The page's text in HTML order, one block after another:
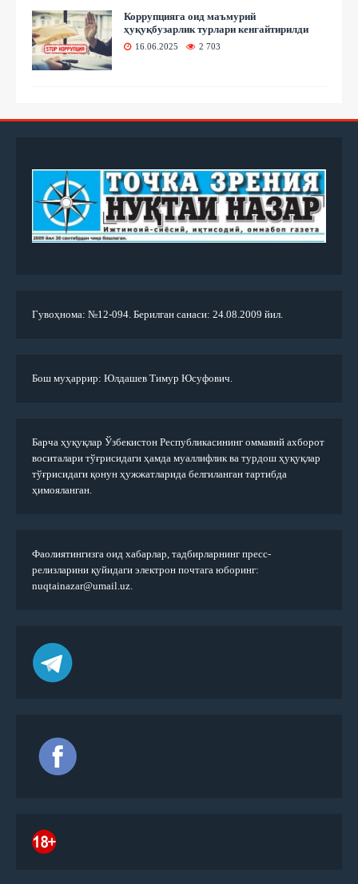
Коррупцияга оид маъмурий
ҳуқуқбузарлик турлари кенгайтирилди
16.06.2025 2 703
Гувоҳнома: №12-094. Берилган санаси: 24.08.2009 йил.
Бош муҳаррир: Юлдашев Тимур Юсуфович.
Барча ҳуқуқлар Ўзбекистон Республикасининг оммавий ахборот
воситалари тўғрисидаги ҳамда муаллифлик ва турдош ҳуқуқлар
тўғрисидаги қонун ҳужжатларида белгиланган тартибда
ҳимояланган.
Фаолиятингизга оид хабарлар, тадбирларнинг пресс-
релизларини қуйидаги электрон почтага юборинг:
nuqtainazar@umail.uz.